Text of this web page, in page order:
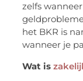
zelfs
het BKR is
wanneer je
Wat is